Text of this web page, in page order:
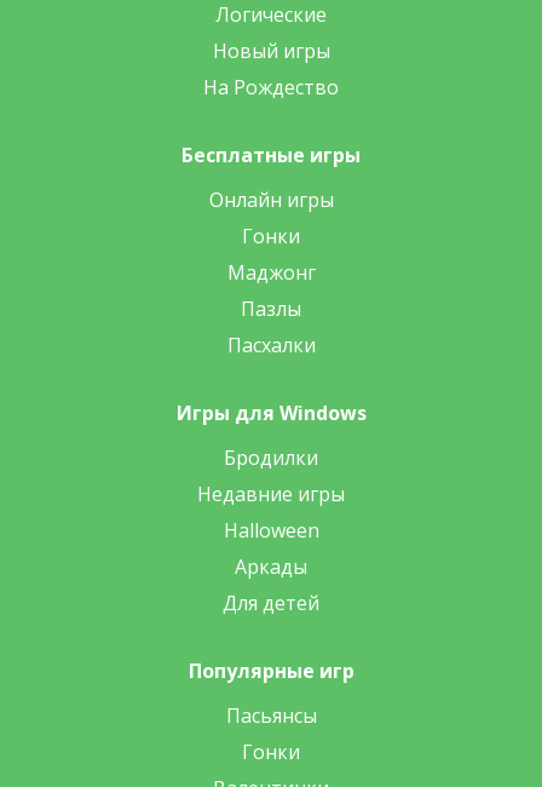
Логические
Новый игры
На Рождество
Бесплатные игры
Онлайн игры
Гонки
Маджонг
Пазлы
Пасхалки
Игры для Windows
Бродилки
Недавние игры
Halloween
Аркады
Для детей
Популярные игр
Пасьянсы
Гонки